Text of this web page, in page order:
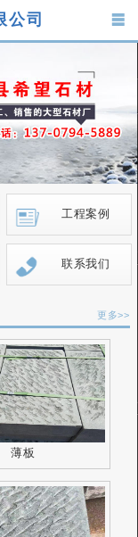
公司
工程案例
联系我们
更多>>
薄板